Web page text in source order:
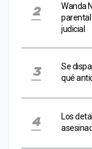
Wanda
parental
judicial
Se
qué
Los